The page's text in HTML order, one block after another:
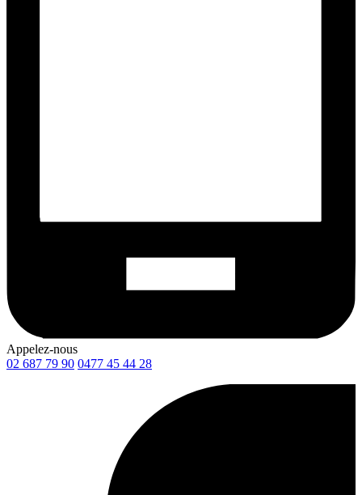
Appelez-nous
02 687 79 90 0477 45 44 28